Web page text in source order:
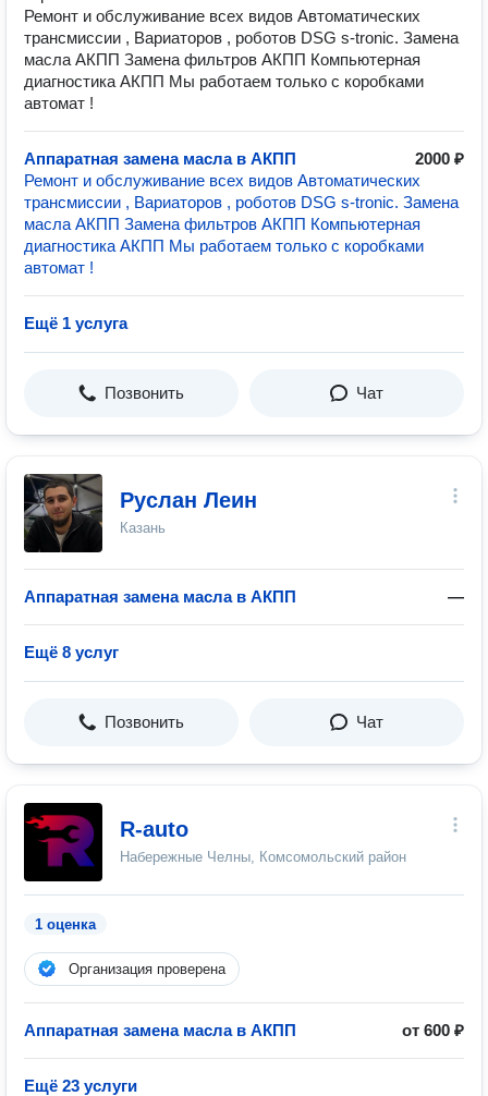
Ремонт и обслуживание всех видов Автоматических
трансмиссии , Вариаторов , роботов DSG s-tronic. Замена
масла АКПП Замена фильтров АКПП Компьютерная
диагностика АКПП Мы работаем только с коробками
автомат !
Аппаратная замена масла в АКПП
2000 ₽
Ремонт и обслуживание всех видов Автоматических
трансмиссии , Вариаторов , роботов DSG s-tronic. Замена
масла АКПП Замена фильтров АКПП Компьютерная
диагностика АКПП Мы работаем только с коробками
автомат !
Ещё 1 услуга
Позвонить Чат
Руслан Леин
Казань
Аппаратная замена масла в АКПП —
Ещё 8 услуг
Позвонить Чат
R-auto
Набережные Челны, Комсомольский район
1 оценка
Организация проверена
Аппаратная замена масла в АКПП от 600 ₽
Ещё 23 услуги